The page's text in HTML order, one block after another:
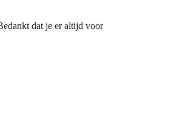
dat je er altijd voor